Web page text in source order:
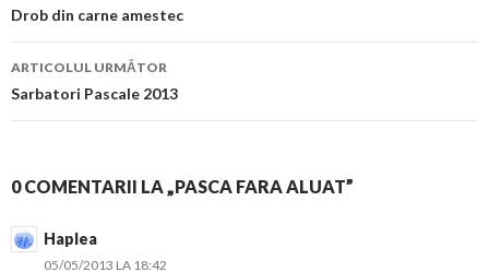
în
articol
Drob din carne amestec
ARTICOLUL URMĂTOR
Sarbatori Pascale 2013
0 COMENTARII LA „PASCA FARA ALUAT”
Haplea
05/05/2013 LA 18:42